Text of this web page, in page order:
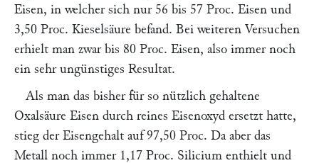
Eisen, in welcher sich nur 56 bis 57 Proc. Eisen und
3,50 Proc. Kieselsäure befand. Bei weiteren Versuchen
erhielt man zwar bis 80 Proc. Eisen, also immer noch
ein sehr ungünstiges Resultat.
Als man das bisher für so nützlich gehaltene
Oxalsäure Eisen durch reines Eisenoxyd ersetzt hatte,
stieg der Eisengehalt auf 97,50 Proc. Da aber das
Metall noch immer 1,17 Proc. Silicium enthielt und